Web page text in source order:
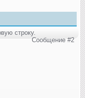
строку.
Сообщение #2